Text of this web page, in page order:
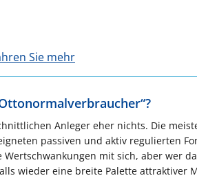
Sie mehr
Anleger eher nichts. Die
passiven und aktiv regulierten
mit sich, aber wer
wieder eine breite Palette attraktiver